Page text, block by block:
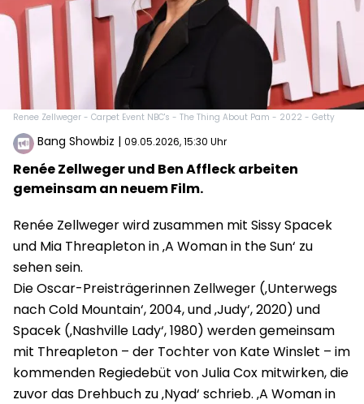
Renee Zellweger - Carpet Event NBC's - The Thing About Pam - 2022 - Getty
Bang Showbiz | 09.05.2026, 15:30 Uhr
Renée Zellweger und Ben Affleck arbeiten
gemeinsam an neuem Film.
Renée Zellweger wird zusammen mit Sissy Spacek
und Mia Threapleton in ‚A Woman in the Sun‘ zu
sehen sein.
Die Oscar-Preisträgerinnen Zellweger (‚Unterwegs
nach Cold Mountain‘, 2004, und ‚Judy‘, 2020) und
Spacek (‚Nashville Lady‘, 1980) werden gemeinsam
mit Threapleton – der Tochter von Kate Winslet – im
kommenden Regiedebüt von Julia Cox mitwirken, die
zuvor das Drehbuch zu ‚Nyad‘ schrieb. ‚A Woman in